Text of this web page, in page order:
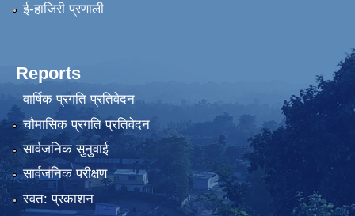
ई-हाजिरी प्रणाली
Reports
वार्षिक प्रगति प्रतिवेदन
चौमासिक प्रगति प्रतिवेदन
सार्वजनिक सुनुवाई
सार्वजनिक परीक्षण
स्वत: प्रकाशन